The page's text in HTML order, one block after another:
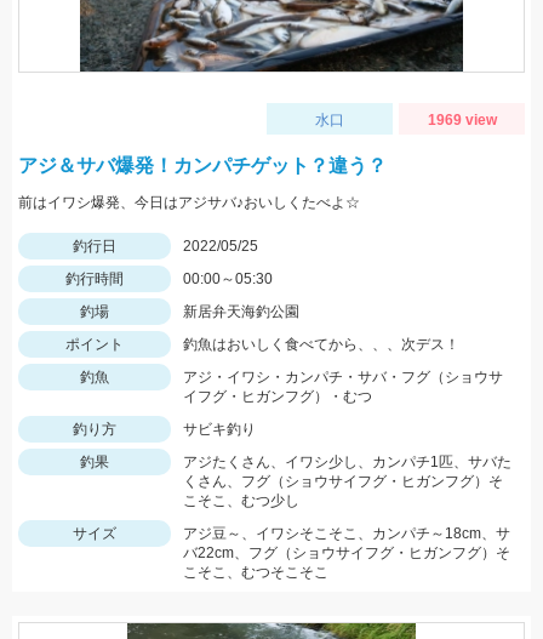
水口 1969 view
アジ＆サバ爆発！カンパチゲット？違う？
前はイワシ爆発、今日はアジサバ♪おいしくたべよ☆
釣行日
2022/05/25
釣行時間
00:00～05:30
釣場
新居弁天海釣公園
ポイント
釣魚はおいしく食べてから、、、次デス！
釣魚
アジ・イワシ・カンパチ・サバ・フグ（ショウサ
イフグ・ヒガンフグ）・むつ
釣り方
サビキ釣り
釣果
アジたくさん、イワシ少し、カンパチ1匹、サバた
くさん、フグ（ショウサイフグ・ヒガンフグ）そ
こそこ、むつ少し
サイズ
アジ豆～、イワシそこそこ、カンパチ～18cm、サ
バ22cm、フグ（ショウサイフグ・ヒガンフグ）そ
こそこ、むつそこそこ